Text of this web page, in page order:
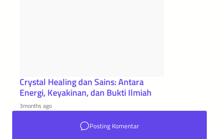
Crystal Healing dan Sains: Antara
Energi, Keyakinan, dan Bukti Ilmiah